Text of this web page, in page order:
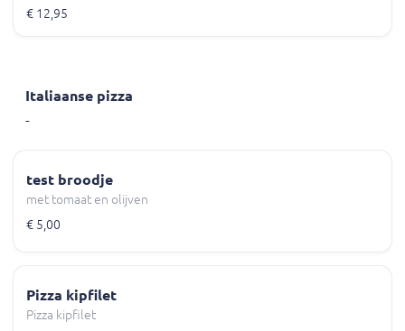
€ 12,95
Italiaanse pizza
-
test broodje
met tomaat en olijven
€ 5,00
Pizza kipfilet
Pizza kipfilet